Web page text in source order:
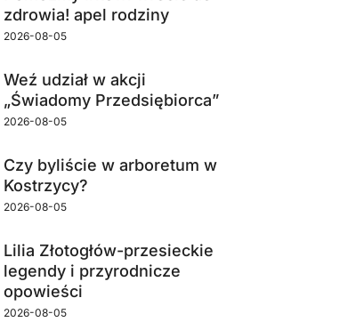
zdrowia! apel rodziny
2026-08-05
Weź udział w akcji
„Świadomy Przedsiębiorca”
2026-08-05
Czy byliście w arboretum w
Kostrzycy?
2026-08-05
Lilia Złotogłów-przesieckie
legendy i przyrodnicze
opowieści
2026-08-05